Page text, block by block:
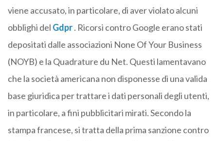
viene accusato, in particolare, di aver violato alcuni
obblighi del Gdpr. Ricorsi contro Google erano stati
depositati dalle associazioni None Of Your Business
(NOYB) e la Quadrature du Net. Questi lamentavano
che la società americana non disponesse di una valida
base giuridica per trattare i dati personali degli utenti,
in particolare, a fini pubblicitari mirati. Secondo la
stampa francese, si tratta della prima sanzione contro